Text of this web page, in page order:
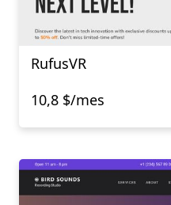
RufusVR
10,8 $/mes